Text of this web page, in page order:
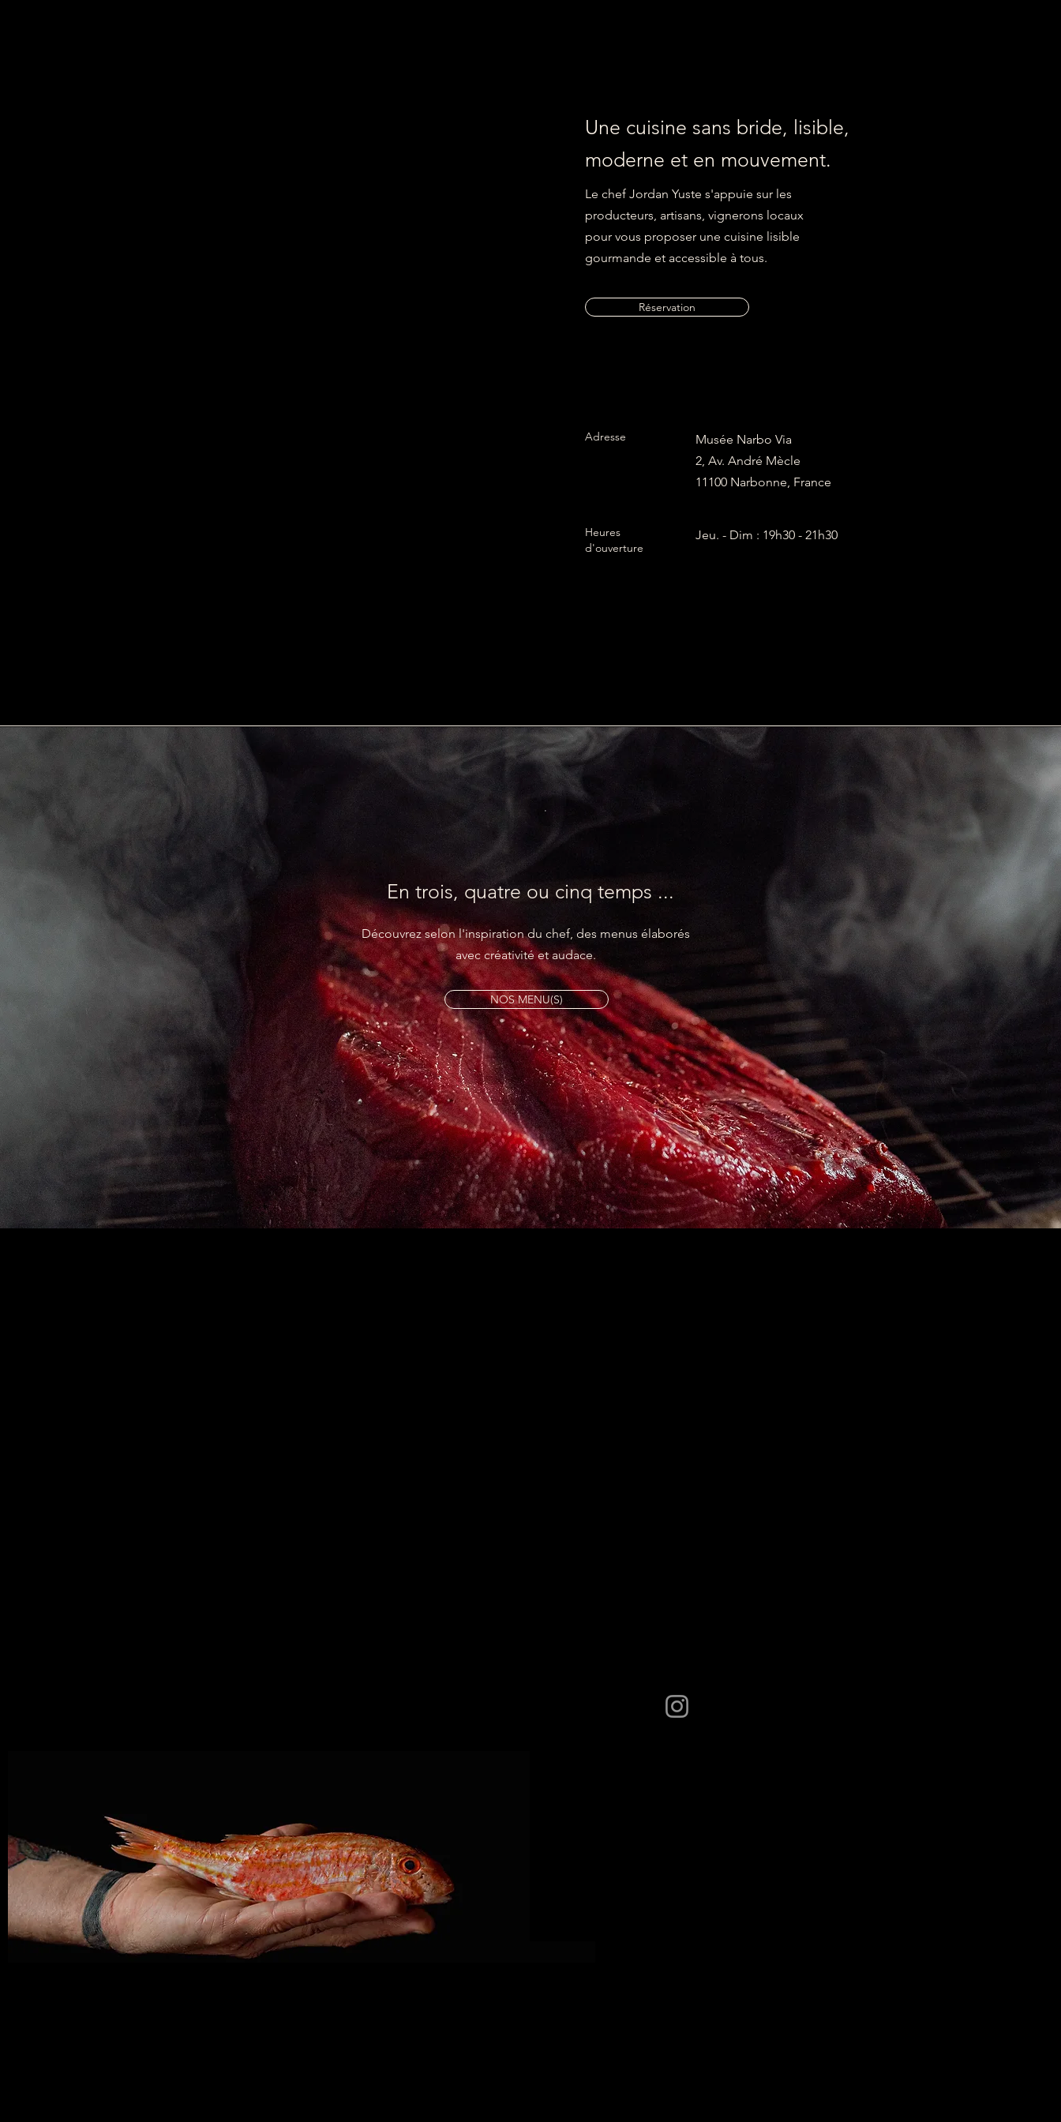
Une cuisine sans bride, lisible,
moderne et en mouvement.
Le chef Jordan Yuste s'appuie sur les
producteurs, artisans, vignerons locaux
pour vous proposer une cuisine lisible
gourmande et accessible à tous.
Réservation
Adresse
Musée Narbo Via
2, Av. André Mècle
11100 Narbonne, France
Heures
d'ouverture
Jeu. - Dim : 19h30 - 21h30
En trois, quatre ou cinq temps ...
Découvrez selon l'inspiration du chef, des menus élaborés
avec créativité et audace.
NOS MENU(S)